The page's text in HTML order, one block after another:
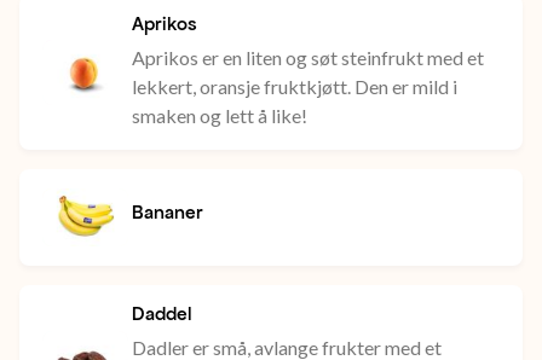
fargerike
matretter.
Aprikos
Aprikos er en liten og søt steinfrukt med et
lekkert, oransje fruktkjøtt. Den er mild i
smaken og lett å like!
Bananer
Daddel
Dadler er små, avlange frukter med et